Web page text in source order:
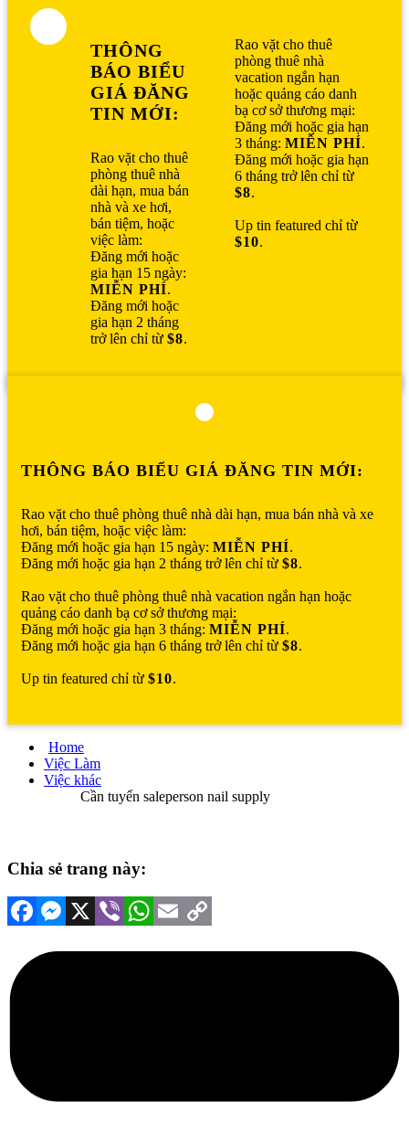
THÔNG
BÁO BIỂU
GIÁ ĐĂNG
TIN MỚI:
Rao vặt cho thuê
phòng thuê nhà
dài hạn, mua bán
nhà và xe hơi,
bán tiệm, hoặc
việc làm:
Đăng mới hoặc
gia hạn 15 ngày:
MIỄN PHÍ.
Đăng mới hoặc
gia hạn 2 tháng
trở lên chỉ từ $8.
Rao vặt cho thuê
phòng thuê nhà
vacation ngắn hạn
hoặc quảng cáo danh
bạ cơ sở thương mại:
Đăng mới hoặc gia hạn
3 tháng: MIỄN PHÍ.
Đăng mới hoặc gia hạn
6 tháng trở lên chỉ từ
$8.
Up tin featured chỉ từ
$10.
THÔNG BÁO BIỂU GIÁ ĐĂNG TIN MỚI:
Rao vặt cho thuê phòng thuê nhà dài hạn, mua bán nhà và xe
hơi, bán tiệm, hoặc việc làm:
Đăng mới hoặc gia hạn 15 ngày: MIỄN PHÍ.
Đăng mới hoặc gia hạn 2 tháng trở lên chỉ từ $8.
Rao vặt cho thuê phòng thuê nhà vacation ngắn hạn hoặc
quảng cáo danh bạ cơ sở thương mại:
Đăng mới hoặc gia hạn 3 tháng: MIỄN PHÍ.
Đăng mới hoặc gia hạn 6 tháng trở lên chỉ từ $8.
Up tin featured chỉ từ $10.
Home
Việc Làm
Việc khác
Cần tuyển saleperson nail supply
Chia sẻ trang này:
FacebookMessenger
X Viber WhatsApp
Email